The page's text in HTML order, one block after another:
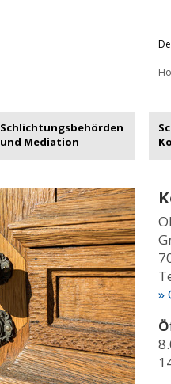
Schlichtungsbehörden
und Mediation
»